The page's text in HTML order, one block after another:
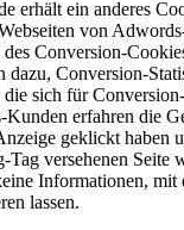
erhält ein anderes
von
Conversion-
dazu, Conversion-
sich für
erfahren die
geklickt haben
versehenen Seite
Informationen, mit
lassen.